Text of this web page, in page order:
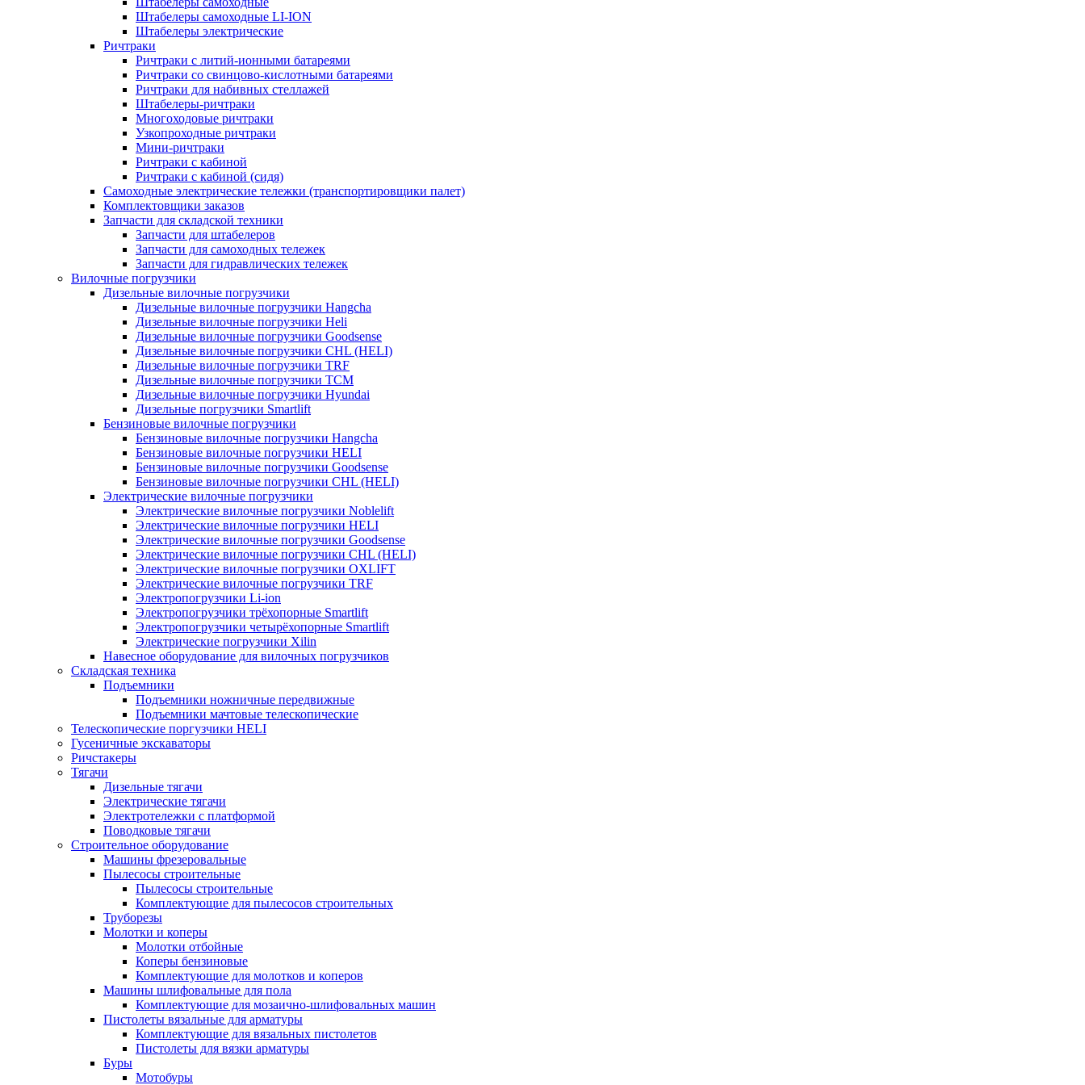
Штабелеры самоходные LI-ION
Штабелеры электрические
Ричтраки
Ричтраки с литий-ионными батареями
Ричтраки со свинцово-кислотными батареями
Ричтраки для набивных стеллажей
Штабелеры-ричтраки
Многоходовые ричтраки
Узкопроходные ричтраки
Мини-ричтраки
Ричтраки с кабиной
Ричтраки с кабиной (сидя)
Самоходные электрические тележки (транспортировщики палет)
Комплектовщики заказов
Запчасти для складской техники
Запчасти для штабелеров
Запчасти для самоходных тележек
Запчасти для гидравлических тележек
Вилочные погрузчики
Дизельные вилочные погрузчики
Дизельные вилочные погрузчики Hangcha
Дизельные вилочные погрузчики Heli
Дизельные вилочные погрузчики Goodsense
Дизельные вилочные погрузчики CHL (HELI)
Дизельные вилочные погрузчики TRF
Дизельные вилочные погрузчики TCM
Дизельные вилочные погрузчики Hyundai
Дизельные погрузчики Smartlift
Бензиновые вилочные погрузчики
Бензиновые вилочные погрузчики Hangcha
Бензиновые вилочные погрузчики HELI
Бензиновые вилочные погрузчики Goodsense
Бензиновые вилочные погрузчики CHL (HELI)
Электрические вилочные погрузчики
Электрические вилочные погрузчики Noblelift
Электрические вилочные погрузчики HELI
Электрические вилочные погрузчики Goodsense
Электрические вилочные погрузчики CHL (HELI)
Электрические вилочные погрузчики OXLIFT
Электрические вилочные погрузчики TRF
Электропогрузчики Li-ion
Электропогрузчики трёхопорные Smartlift
Электропогрузчики четырёхопорные Smartlift
Электрические погрузчики Xilin
Навесное оборудование для вилочных погрузчиков
Складская техника
Подъемники
Подъемники ножничные передвижные
Подъемники мачтовые телескопические
Телескопические поргузчики HELI
Гусеничные экскаваторы
Ричстакеры
Тягачи
Дизельные тягачи
Электрические тягачи
Электротележки с платформой
Поводковые тягачи
Строительное оборудование
Машины фрезеровальные
Пылесосы строительные
Пылесосы строительные
Комплектующие для пылесосов строительных
Труборезы
Молотки и коперы
Молотки отбойные
Коперы бензиновые
Комплектующие для молотков и коперов
Машины шлифовальные для пола
Комплектующие для мозаично-шлифовальных машин
Пистолеты вязальные для арматуры
Комплектующие для вязальных пистолетов
Пистолеты для вязки арматуры
Буры
Мотобуры